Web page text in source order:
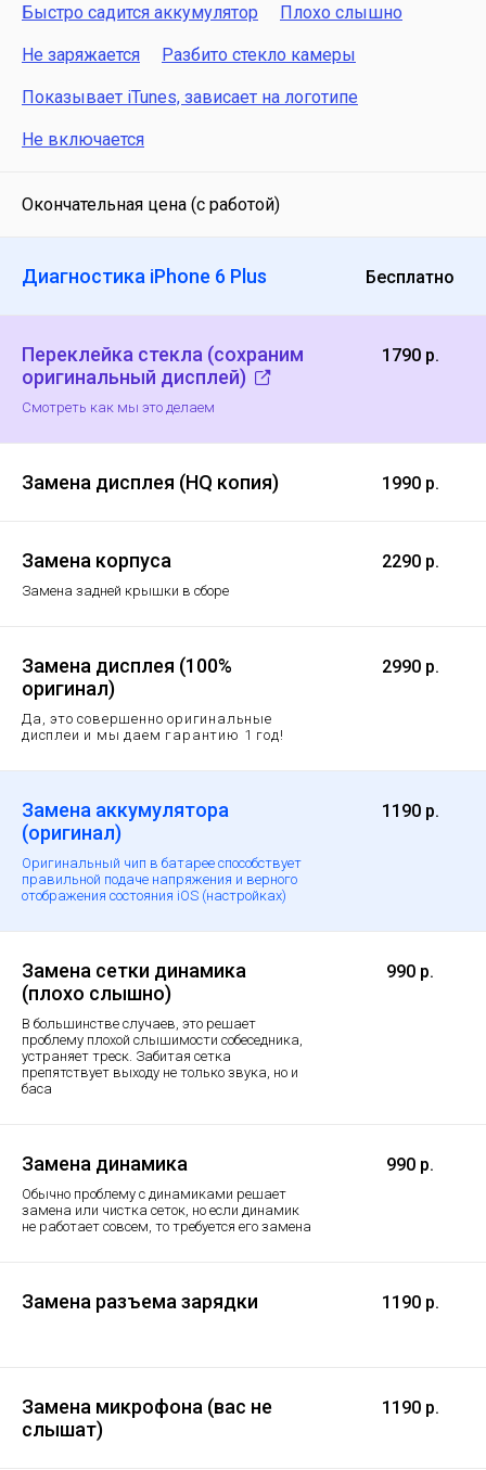
Быстро садится аккумулятор Плохо слышно
Не заряжается Разбито стекло камеры
Показывает iTunes, зависает на логотипе
Не включается
Окончательная цена (с работой)
Диагностика iPhone 6 Plus Бесплатно
Переклейка стекла (сохраним
оригинальный дисплей)
Смотреть как мы это делаем
1790 р.
Замена дисплея (HQ копия) 1990 р.
Замена корпуса
Замена задней крышки в сборе
2290 р.
Замена дисплея (100%
оригинал)
Да, это совершенно оригинальные
дисплеи и мы даем гарантию 1 год!
2990 р.
Замена аккумулятора
(оригинал)
Оригинальный чип в батарее способствует
правильной подаче напряжения и верного
отображения состояния iOS (настройках)
1190 р.
Замена сетки динамика
(плохо слышно)
В большинстве случаев, это решает
проблему плохой слышимости собеседника,
устраняет треск. Забитая сетка
препятствует выходу не только звука, но и
баса
990 р.
Замена динамика
Обычно проблему с динамиками решает
замена или чистка сеток, но если динамик
не работает совсем, то требуется его замена
990 р.
Замена разъема зарядки 1190 р.
Замена микрофона (вас не
слышат)
1190 р.